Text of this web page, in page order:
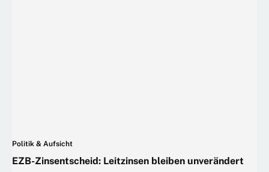
Politik & Aufsicht
EZB-Zinsentscheid: Leitzinsen bleiben unverändert